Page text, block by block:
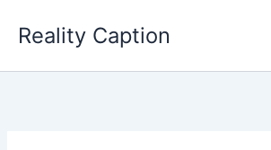
Reality Caption